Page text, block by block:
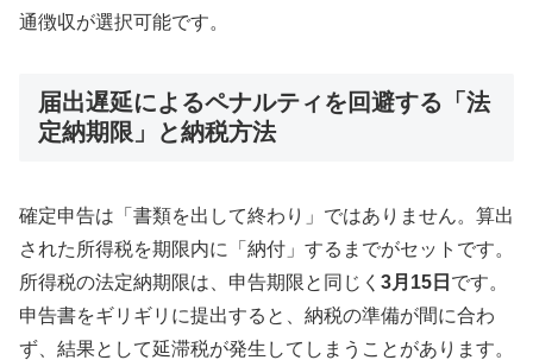
通徴収が選択可能です。
届出遅延によるペナルティを回避する「法
定納期限」と納税方法
確定申告は「書類を出して終わり」ではありません。算出
された所得税を期限内に「納付」するまでがセットです。
所得税の法定納期限は、申告期限と同じく 3月15日 です。
申告書をギリギリに提出すると、納税の準備が間に合わ
ず、結果として延滞税が発生してしまうことがあります。